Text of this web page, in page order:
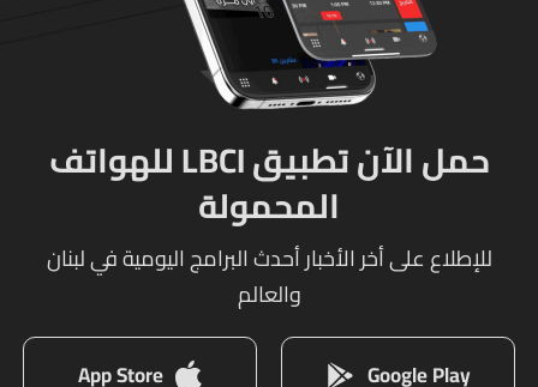
حمل الآن تطبيق LBCI للهواتف
المحمولة
للإطلاع على أخر الأخبار أحدث البرامج اليومية في لبنان
والعالم
Google Play
App Store